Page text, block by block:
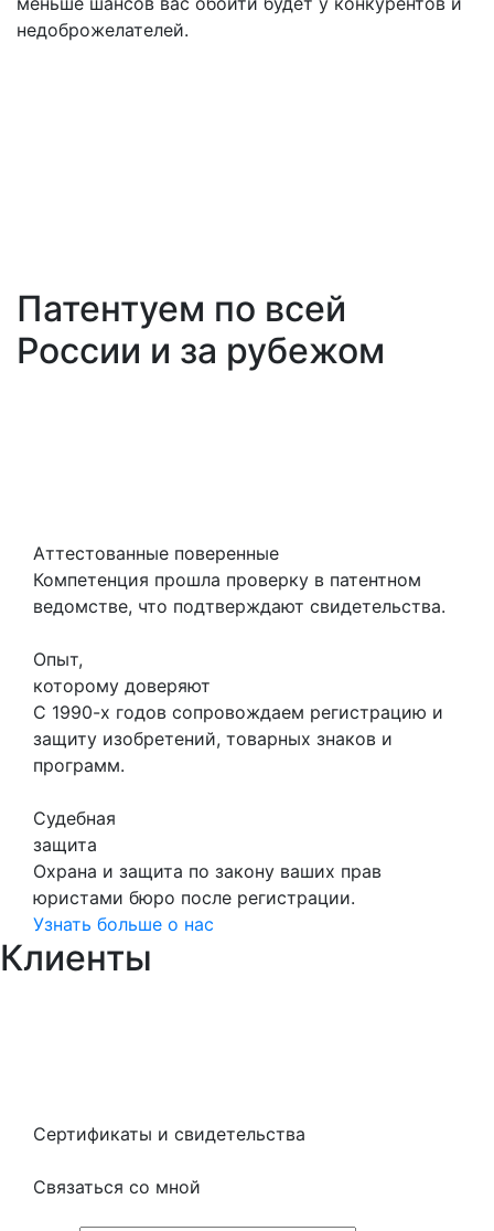
недоброжелателей.
Патентуем по всей
России и за рубежом
Аттестованные поверенные
Компетенция прошла проверку в патентном
ведомстве, что подтверждают свидетельства.
Опыт,
которому доверяют
С 1990-х годов сопровождаем регистрацию и
защиту изобретений, товарных знаков и
программ.
Судебная
защита
Охрана и защита по закону ваших прав
юристами бюро после регистрации.
Узнать больше о нас
Клиенты
Сертификаты и свидетельства
Связаться со мной